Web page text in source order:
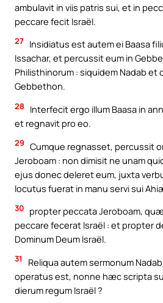
ambulavit in viis patris sui, et in
peccare fecit Israël.
27 Insidiatus est autem ei Baasa
Issachar, et percussit eum in
Philisthinorum : siquidem Nadab et
Gebbethon.
28
Interfecit ergo illum Baasa in
et regnavit pro eo.
29 Cumque regnasset, percussit
Jeroboam : non dimisit ne unam
ejus donec deleret eum, juxta
locutus fuerat in manu servi sui
30 propter peccata Jeroboam,
peccare fecerat Israël : et propter
Dominum Deum Israël.
31
Reliqua autem sermonum
operatus est, nonne hæc scripta
dierum regum Israël ?